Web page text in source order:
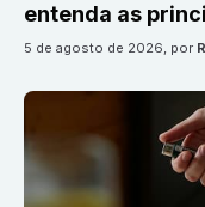
entenda as
5 de agosto de 2026, por